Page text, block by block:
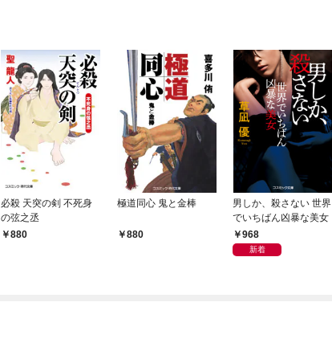
必殺 天突の剣 不死身
の弦之丞
880
極道同心 鬼と金棒
880
男しか、殺さない 世界
でいちばん凶暴な美女
968
新着